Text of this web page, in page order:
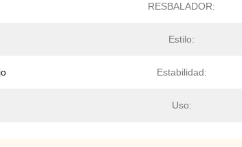
RESBALADOR:
Estilo:
Estabilidad:
Uso: